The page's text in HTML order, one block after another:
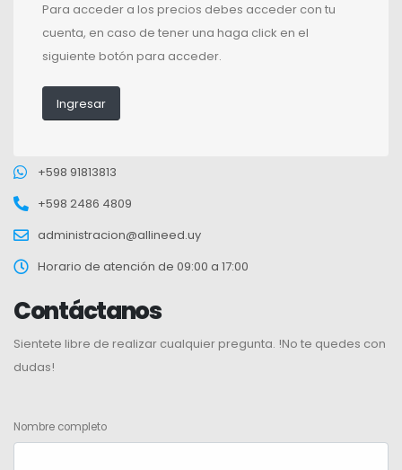
Para acceder a los precios debes acceder con tu
cuenta, en caso de tener una haga click en el
siguiente botón para acceder.
Ingresar
+598 91813813
+598 2486 4809
administracion@allineed.uy
Horario de atención de 09:00 a 17:00
Contáctanos
Sientete libre de realizar cualquier pregunta. !No te quedes con
dudas!
Nombre completo